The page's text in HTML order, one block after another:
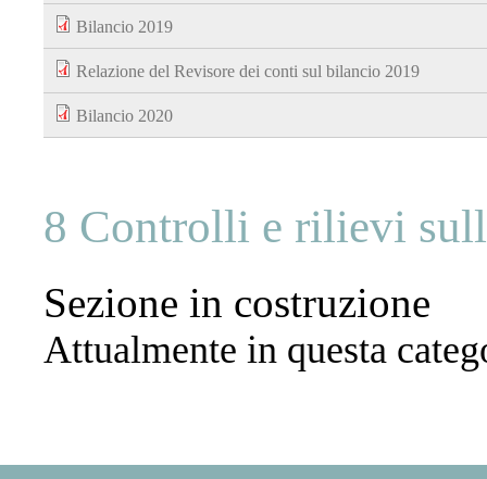
Bilancio 2019
Relazione del Revisore dei conti sul bilancio 2019
Bilancio 2020
8 Controlli e rilievi
Sezione in costruzione
Attualmente in questa